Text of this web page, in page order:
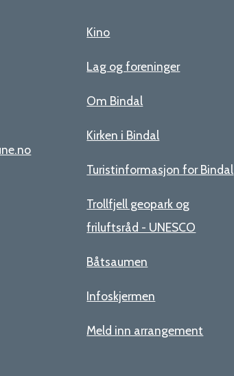
Kino
Lag og foreninger
Om Bindal
Kirken i Bindal
Turistinformasjon for Bindal
Trollfjell geopark og
friluftsråd - UNESCO
Båtsaumen
Infoskjermen
Meld inn arrangement